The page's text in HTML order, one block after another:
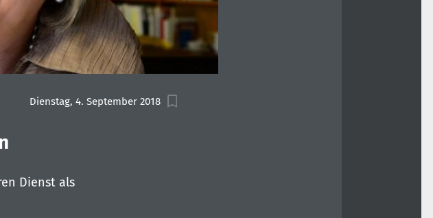
Dienstag, 4. September 2018
Dienst als